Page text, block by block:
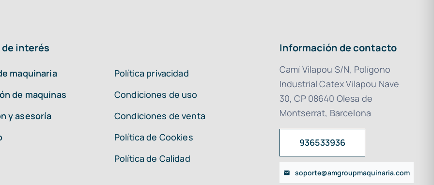
interés
maquinaria
de maquinas
y asesoría
Política privacidad
Condiciones de uso
Condiciones de venta
Política de Cookies
Política de Calidad
Información de contacto
Camí Vilapou S/N, Polígono
Industrial Catex Vilapou Nave
30, CP 08640 Olesa de
Montserrat, Barcelona
936533936
soporte@amgroupmaquinaria.com